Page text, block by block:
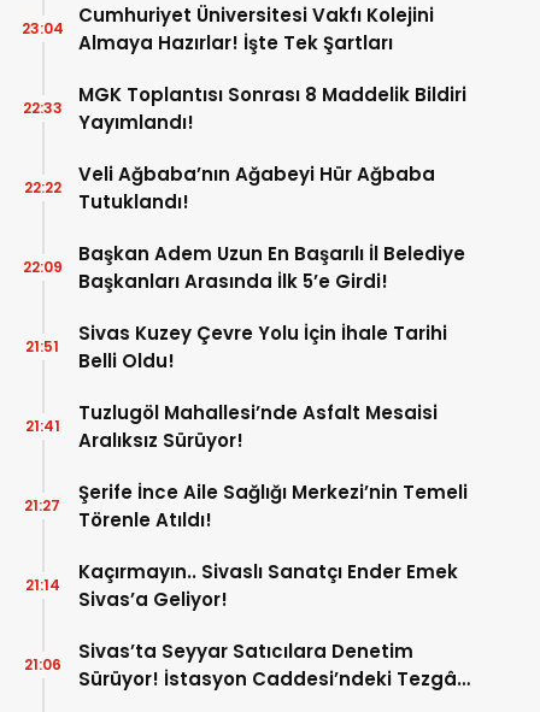
Cumhuriyet Üniversitesi Vakfı Kolejini
Almaya Hazırlar! İşte Tek Şartları
23:04
MGK Toplantısı Sonrası 8 Maddelik Bildiri
Yayımlandı!
22:33
Veli Ağbaba’nın Ağabeyi Hür Ağbaba
Tutuklandı!
22:22
Başkan Adem Uzun En Başarılı İl Belediye
Başkanları Arasında İlk 5’e Girdi!
22:09
Sivas Kuzey Çevre Yolu İçin İhale Tarihi
Belli Oldu!
21:51
Tuzlugöl Mahallesi’nde Asfalt Mesaisi
Aralıksız Sürüyor!
21:41
Şerife İnce Aile Sağlığı Merkezi’nin Temeli
Törenle Atıldı!
21:27
Kaçırmayın.. Sivaslı Sanatçı Ender Emek
Sivas’a Geliyor!
21:14
Sivas’ta Seyyar Satıcılara Denetim
Sürüyor! İstasyon Caddesi’ndeki Tezgâh
21:06